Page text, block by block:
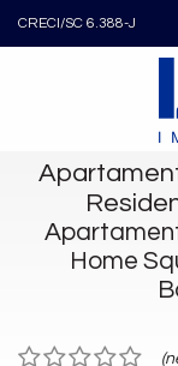
CRECI/SC 6.388-J
Home